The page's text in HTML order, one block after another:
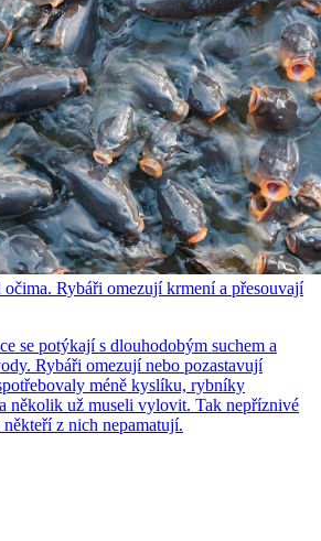
Rybáři omezují krmení a přesouvají
se potýkají s dlouhodobým suchem a
Rybáři omezují nebo pozastavují
méně kyslíku, rybníky
několik už museli vylovit. Tak nepříznivé
z nich nepamatují.